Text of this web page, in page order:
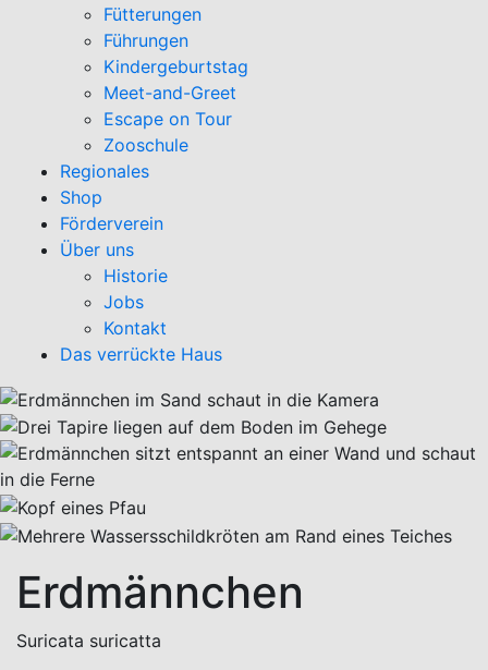
Fütterungen
Führungen
Kindergeburtstag
Meet-and-Greet
Escape on Tour
Zooschule
Regionales
Shop
Förderverein
Über uns
Historie
Jobs
Kontakt
Das verrückte Haus
Erdmännchen
Suricata suricatta